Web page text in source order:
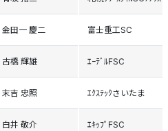
金田一 慶二 富士重工SC
古橋 輝雄 ｴｰﾃﾞﾙFSC
末吉 忠照 ｴｸｽﾃｯｸさいたま
白井 敬介 ｴｷｯﾌﾟFSC